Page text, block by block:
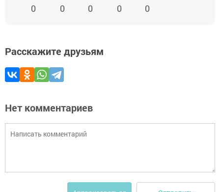
0 0 0 0 0
Расскажите друзьям
Нет комментариев